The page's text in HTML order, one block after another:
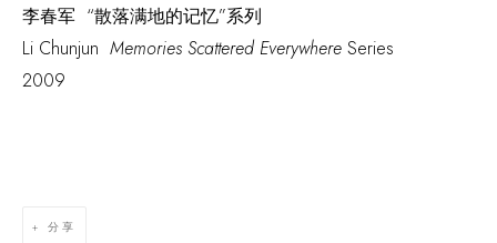
李春军 “散落满地的记忆”系列
Li Chunjun Memories Scattered Everywhere Series
2009
分享